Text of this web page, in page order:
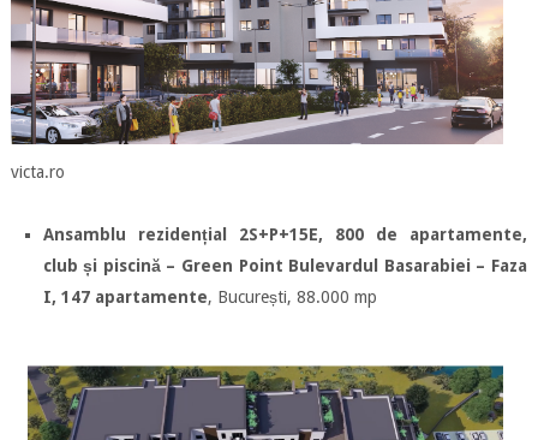
victa.ro
Ansamblu rezidențial 2S+P+15E, 800 de apartamente,
club și piscină – Green Point Bulevardul Basarabiei – Faza
I, 147 apartamente, București, 88.000 mp